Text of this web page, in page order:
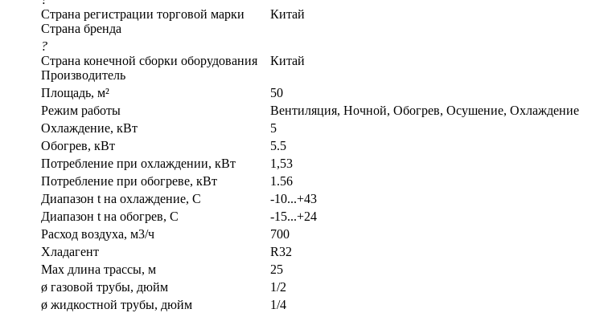
Страна регистрации торговой марки
Страна бренда
Китай
?
Страна конечной сборки оборудования
Производитель
Китай
Площадь, м²
50
Режим работы
Вентиляция, Ночной, Обогрев, Осушение, Охлаждение
Охлаждение, кВт
5
Обогрев, кВт
5.5
Потребление при охлаждении, кВт
1,53
Потребление при обогреве, кВт
1.56
Диапазон t на охлаждение, С
-10...+43
Диапазон t на обогрев, С
-15...+24
Расход воздуха, м3/ч
700
Хладагент
R32
Max длина трассы, м
25
ø газовой трубы, дюйм
1/2
ø жидкостной трубы, дюйм
1/4